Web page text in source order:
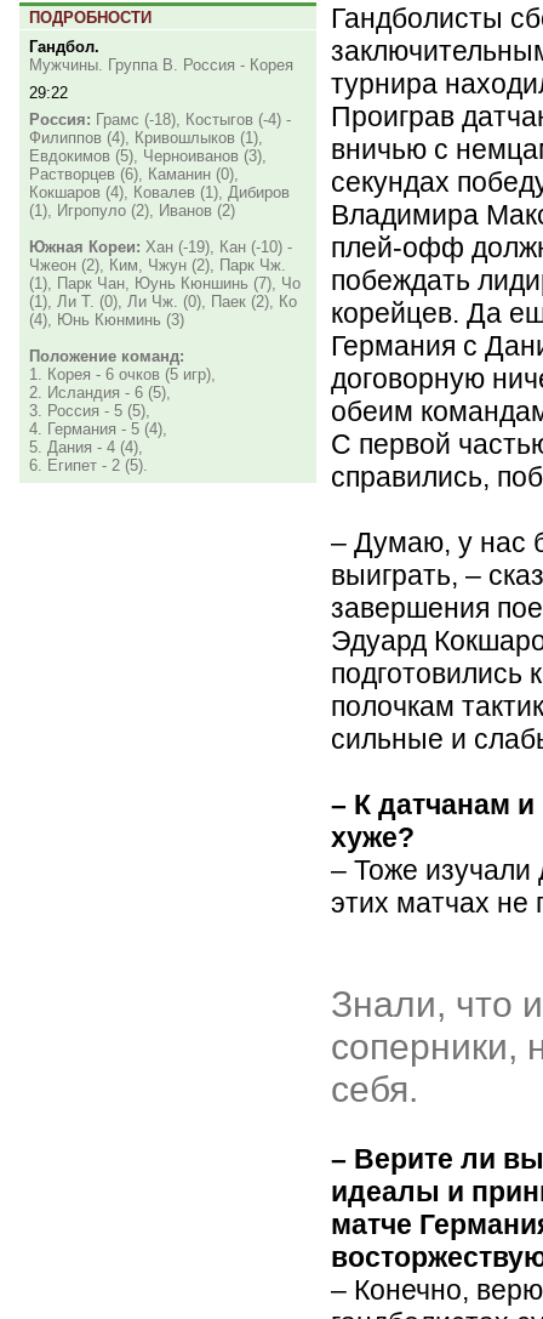
ПОДРОБНОСТИ
Гандбол.
Мужчины. Группа B. Россия - Корея
29:22
Россия: Грамс (-18), Костыгов (-4) -
Филиппов (4), Кривошлыков (1),
Евдокимов (5), Черноиванов (3),
Растворцев (6), Каманин (0),
Кокшаров (4), Ковалев (1), Дибиров
(1), Игропуло (2), Иванов (2)
Южная Кореи: Хан (-19), Кан (-10) -
Чжеон (2), Ким, Чжун (2), Парк Чж.
(1), Парк Чан, Юунь Кюншинь (7), Чо
(1), Ли Т. (0), Ли Чж. (0), Паек (2), Ко
(4), Юнь Кюнминь (3)
Положение команд:
1. Корея - 6 очков (5 игр),
2. Исландия - 6 (5),
3. Россия - 5 (5),
4. Германия - 5 (4),
5. Дания - 4 (4),
6. Египет - 2 (5).
Гандболисты
турнира
Проиграв
вничью с
секундах
Владимира
плей-офф
побеждать
корейцев. Да
Германия с
договорную
обеим
С первой
справились,
– Думаю, у нас
выиграть, –
завершения
Эдуард
подготовились
полочкам
сильные и
– К датчанам
хуже?
– Тоже изучали
этих матчах не
Знали, что
соперники,
себя.
– Верите ли
идеалы и
матче
– Конечно,